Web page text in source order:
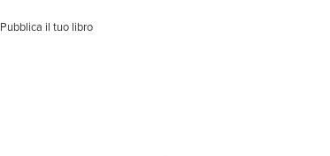
Pubblica il tuo libro